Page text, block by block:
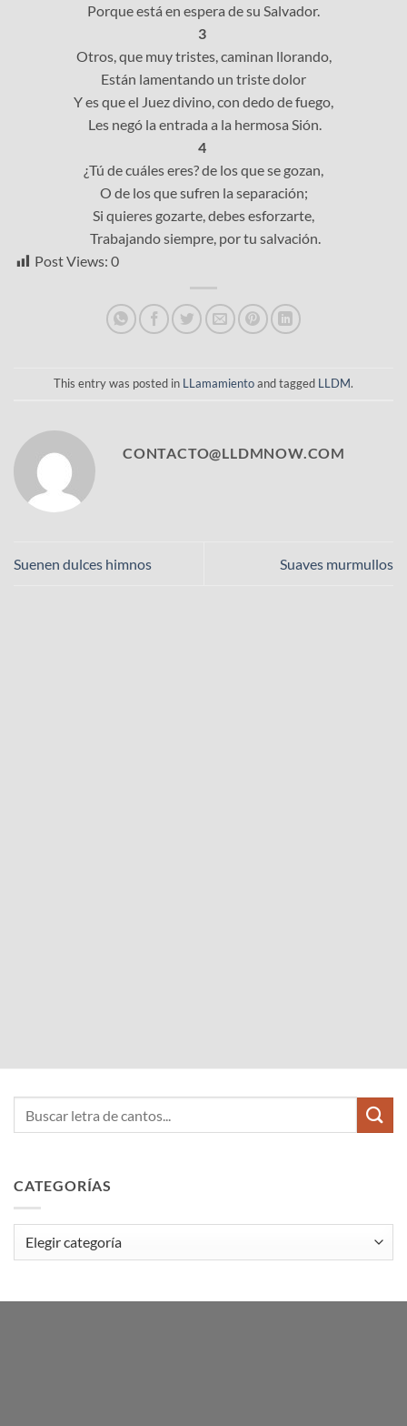
Porque está en espera de su Salvador.
3
Otros, que muy tristes, caminan llorando,
Están lamentando un triste dolor
Y es que el Juez divino, con dedo de fuego,
Les negó la entrada a la hermosa Sión.
4
¿Tú de cuáles eres? de los que se gozan,
O de los que sufren la separación;
Si quieres gozarte, debes esforzarte,
Trabajando siempre, por tu salvación.
Post Views: 0
This entry was posted in LLamamientoand tagged LLDM.
CONTACTO@LLDMNOW.COM
Suenen dulces himnos Suaves murmullos
CATEGORÍAS